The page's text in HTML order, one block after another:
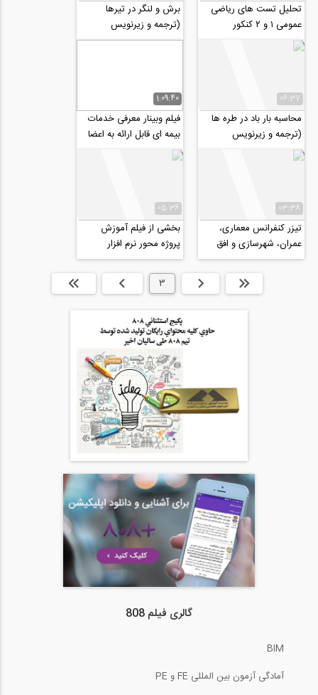
تحلیل تست های ریاضی
عمومی ۱ و ۲ کنکور
صنـايع، عمـران،...
برش و لنگر در تیرها
(ترجمه و زیرنویس
اختصاصی)
06:37
محاسبه بار باد در طره ها
(ترجمه و زیرنویس
اختصاصی موسسه ۸۰۸)
1:09:40
فیلم وبینار معرفی خدمات
بیمه ای قابل ارائه به اعضا
جامعه مهندسان مشاور
ایران
03:38
تیزر کنفرانس معماری،
عمران، شهرسازی و افق
های هنر اسلامی در بیانیه
05:36
بخشی از فیلم آموزش
پروژه محور نرم افزار
PLAXIS 2D
ابتدا
قبلی 3 بعدی انتها »
گالری فیلم 808
BIM
آمادگی آزمون بین المللی FE و PE